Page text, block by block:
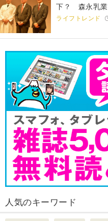
下？ 森永乳業
ライフトレンド
人気のキーワード